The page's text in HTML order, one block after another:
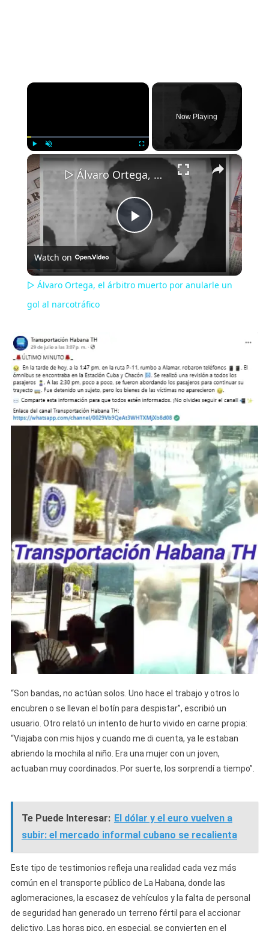
×
Fullscreen
Now Playing
×
Play
Video
▷ Álvaro Ortega, el árbitro muerto por anularle un gol al narcotráfico
Watch on
▷ Álvaro Ortega, el árbitro muerto por anularle un
gol al narcotráfico
“Son bandas, no actúan solos. Uno hace el trabajo y otros lo
encubren o se llevan el botín para despistar”, escribió un
usuario. Otro relató un intento de hurto vivido en carne propia:
“Viajaba con mis hijos y cuando me di cuenta, ya le estaban
abriendo la mochila al niño. Era una mujer con un joven,
actuaban muy coordinados. Por suerte, los sorprendí a tiempo”.
Te Puede Interesar: El dólar y el euro vuelven a
subir: el mercado informal cubano se recalienta
Este tipo de testimonios refleja una realidad cada vez más
común en el transporte público de La Habana, donde las
aglomeraciones, la escasez de vehículos y la falta de personal
de seguridad han generado un terreno fértil para el accionar
delictivo. Las horas pico, en especial, se convierten en el